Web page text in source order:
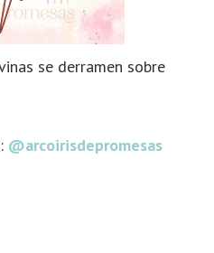
se derramen sobre
@arcoirisdepromesas